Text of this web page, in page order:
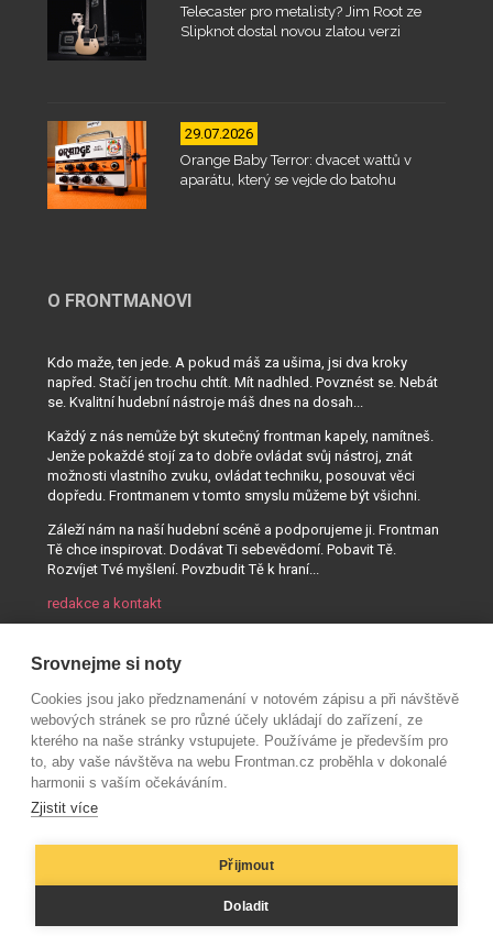
Telecaster pro metalisty? Jim Root ze
Slipknot dostal novou zlatou verzi
29.07.2026
Orange Baby Terror: dvacet wattů v
aparátu, který se vejde do batohu
O FRONTMANOVI
Kdo maže, ten jede. A pokud máš za ušima, jsi dva kroky
napřed. Stačí jen trochu chtít. Mít nadhled. Povznést se. Nebát
se. Kvalitní hudební nástroje máš dnes na dosah...
Každý z nás nemůže být skutečný frontman kapely, namítneš.
Jenže pokaždé stojí za to dobře ovládat svůj nástroj, znát
možnosti vlastního zvuku, ovládat techniku, posouvat věci
dopředu. Frontmanem v tomto smyslu můžeme být všichni.
Záleží nám na naší hudební scéně a podporujeme ji. Frontman
Tě chce inspirovat. Dodávat Ti sebevědomí. Pobavit Tě.
Rozvíjet Tvé myšlení. Povzbudit Tě k hraní...
redakce a kontakt
Srovnejme si noty
Cookies jsou jako předznamenání v notovém zápisu a při návštěvě
webových stránek se pro různé účely ukládají do zařízení, ze
kterého na naše stránky vstupujete. Používáme je především pro
to, aby vaše návštěva na webu Frontman.cz proběhla v dokonalé
harmonii s vaším očekáváním.
Zjistit více
Přijmout
Doladit